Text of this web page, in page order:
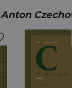
Anton